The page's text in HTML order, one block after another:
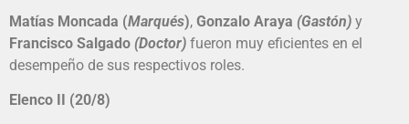
Matías Moncada (Marqués), Gonzalo Araya (Gastón) y
Francisco Salgado (Doctor) fueron muy eficientes en el
desempeño de sus respectivos roles.
Elenco II (20/8)